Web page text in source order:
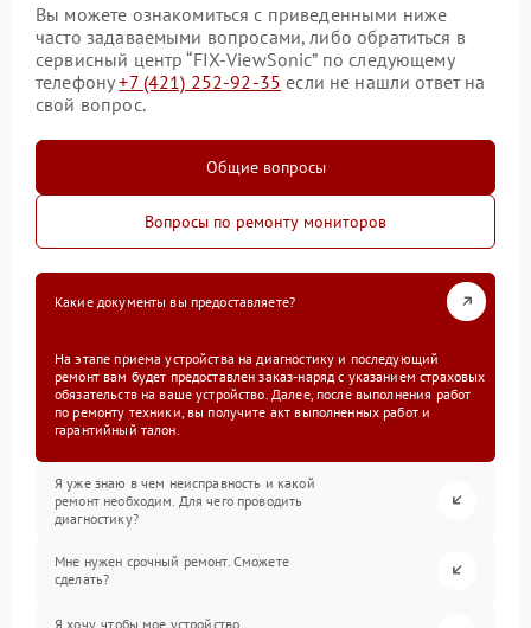
Вы можете ознакомиться с приведенными ниже
часто задаваемыми вопросами, либо обратиться в
сервисный центр “FIX-ViewSonic” по следующему
телефону+7 (421) 252-92-35 если не нашли ответ на
свой вопрос.
Общие вопросы
Вопросы по ремонту мониторов
Какие документы вы предоставляете?
На этапе приема устройства на диагностику и последующий
ремонт вам будет предоставлен заказ-наряд с указанием страховых
обязательств на ваше устройство. Далее, после выполнения работ
по ремонту техники, вы получите акт выполненных работ и
гарантийный талон.
Я уже знаю в чем неисправность и какой
ремонт необходим. Для чего проводить
диагностику?
Мне нужен срочный ремонт. Сможете
сделать?
Я хочу, чтобы мое устройство